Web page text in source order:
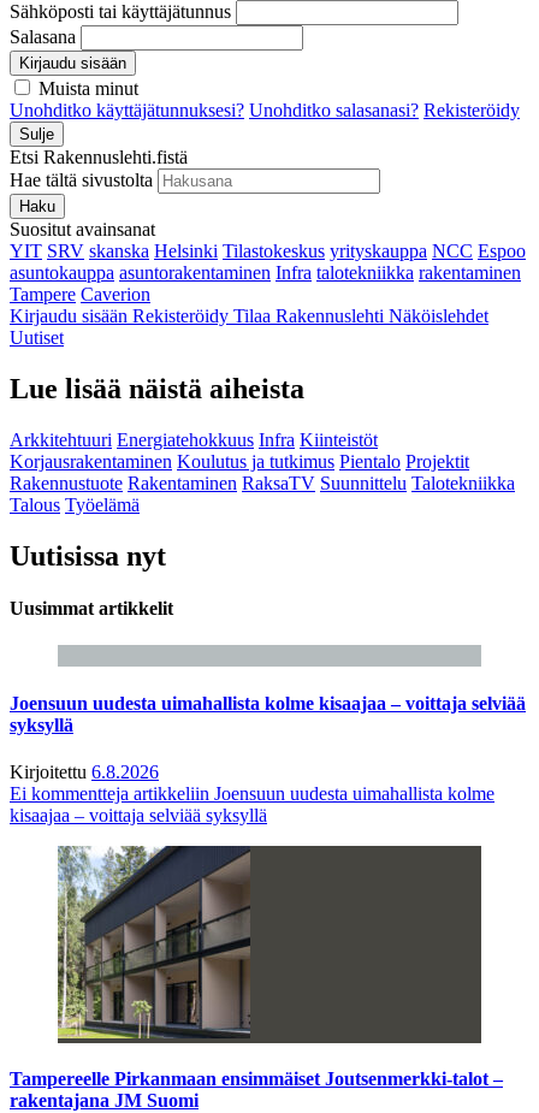
Sähköposti tai käyttäjätunnus
Salasana
Kirjaudu sisään
Muista minut
Unohditko käyttäjätunnuksesi? Unohditko salasanasi? Rekisteröidy
Sulje
Etsi Rakennuslehti.fistä
Hae tältä sivustolta
Haku
Suositut avainsanat
YIT SRV skanska Helsinki Tilastokeskus yrityskauppa NCC Espoo
asuntokauppa asuntorakentaminen Infra talotekniikka rakentaminen
Tampere Caverion
Kirjaudu sisään Rekisteröidy Tilaa Rakennuslehti Näköislehdet
Uutiset
Lue lisää näistä aiheista
Arkkitehtuuri Energiatehokkuus Infra Kiinteistöt
Korjausrakentaminen Koulutus ja tutkimus Pientalo Projektit
Rakennustuote Rakentaminen RaksaTV Suunnittelu Talotekniikka
Talous Työelämä
Uutisissa nyt
Uusimmat artikkelit
Joensuun uudesta uimahallista kolme kisaajaa – voittaja selviää
syksyllä
Kirjoitettu 6.8.2026
Ei kommentteja artikkeliin Joensuun uudesta uimahallista kolme
kisaajaa – voittaja selviää syksyllä
Tampereelle Pirkanmaan ensimmäiset Joutsenmerkki-talot –
rakentajana JM Suomi